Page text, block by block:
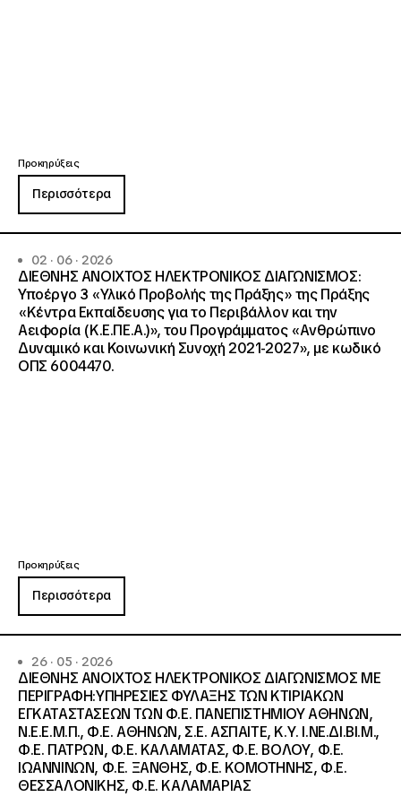
Προκηρύξεις
Περισσότερα
02 · 06 · 2026
ΔΙΕΘΝΗΣ ΑΝΟΙΧΤΟΣ ΗΛΕΚΤΡΟΝΙΚΟΣ ΔΙΑΓΩΝΙΣΜΟΣ:
Υποέργο 3 «Υλικό Προβολής της Πράξης» της Πράξης
«Κέντρα Εκπαίδευσης για το Περιβάλλον και την
Αειφορία (Κ.Ε.ΠΕ.Α.)», του Προγράμματος «Ανθρώπινο
Δυναμικό και Κοινωνική Συνοχή 2021-2027», με κωδικό
ΟΠΣ 6004470.
Προκηρύξεις
Περισσότερα
26 · 05 · 2026
ΔΙΕΘΝΗΣ ΑΝΟΙΧΤΟΣ ΗΛΕΚΤΡΟΝΙΚΟΣ ΔΙΑΓΩΝΙΣΜΟΣ ΜΕ
ΠΕΡΙΓΡΑΦΗ:ΥΠΗΡΕΣΙΕΣ ΦΥΛΑΞΗΣ ΤΩΝ ΚΤΙΡΙΑΚΩΝ
ΕΓΚΑΤΑΣΤΑΣΕΩΝ ΤΩΝ Φ.Ε. ΠΑΝΕΠΙΣΤΗΜΙΟΥ ΑΘΗΝΩΝ,
Ν.Ε.Ε.Μ.Π., Φ.Ε. ΑΘΗΝΩΝ, Σ.Ε. ΑΣΠΑΙΤΕ, Κ.Υ. Ι.ΝΕ.ΔΙ.ΒΙ.Μ.,
Φ.Ε. ΠΑΤΡΩΝ, Φ.Ε. ΚΑΛΑΜΑΤΑΣ, Φ.Ε. ΒΟΛΟΥ, Φ.Ε.
ΙΩΑΝΝΙΝΩΝ, Φ.Ε. ΞΑΝΘΗΣ, Φ.Ε. ΚΟΜΟΤΗΝΗΣ, Φ.Ε.
ΘΕΣΣΑΛΟΝΙΚΗΣ, Φ.Ε. ΚΑΛΑΜΑΡΙΑΣ